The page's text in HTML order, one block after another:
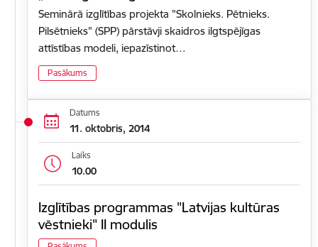
Seminārā izglītības projekta "Skolnieks. Pētnieks.
Pilsētnieks" (SPP) pārstāvji skaidros ilgtspējīgas
attīstības modeli, iepazīstinot…
Pasākums
Datums
11. oktobris, 2014
Laiks
10.00
Izglītības programmas "Latvijas kultūras
vēstnieki" II modulis